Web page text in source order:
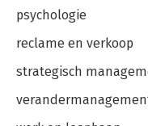
Dankwoord 502
psychologie
reclame en verkoop
strategisch